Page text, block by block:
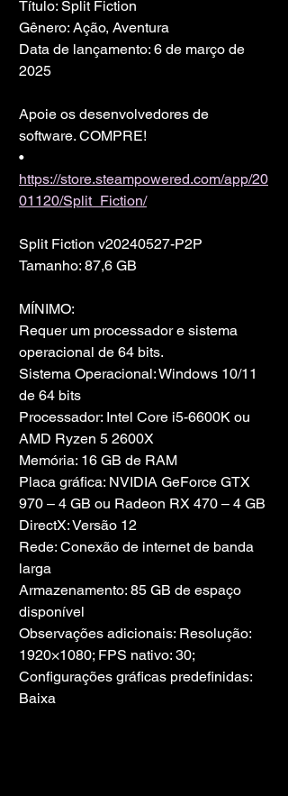
Título: Split Fiction
Gênero: Ação, Aventura
Data de lançamento: 6 de março de
2025
Apoie os desenvolvedores de
software. COMPRE!
•
https://store.steampowered.com/app/20
01120/Split_Fiction/
Split Fiction v20240527-P2P
Tamanho: 87,6 GB
MÍNIMO:
Requer um processador e sistema
operacional de 64 bits.
Sistema Operacional: Windows 10/11
de 64 bits
Processador: Intel Core i5-6600K ou
AMD Ryzen 5 2600X
Memória: 16 GB de RAM
Placa gráfica: NVIDIA GeForce GTX
970 – 4 GB ou Radeon RX 470 – 4 GB
DirectX: Versão 12
Rede: Conexão de internet de banda
larga
Armazenamento: 85 GB de espaço
disponível
Observações adicionais: Resolução:
1920×1080; FPS nativo: 30;
Configurações gráficas predefinidas:
Baixa